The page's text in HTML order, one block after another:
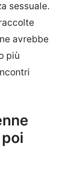
sessuale.
avrebbe
più